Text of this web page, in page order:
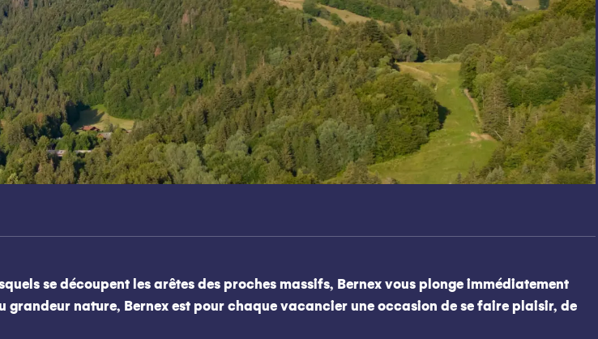
se découpent les arêtes des proches massifs, Bernex vous plonge immédiatement
grandeur nature, Bernex est pour chaque vacancier une occasion de se faire plaisir, de